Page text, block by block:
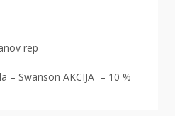
rep
– Swanson AKCIJA – 10 %